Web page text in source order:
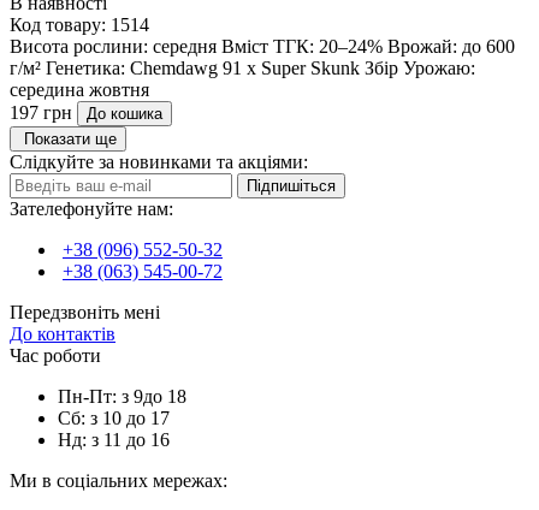
Код товару: 1514
Висота рослини: середня Вміст ТГК: 20–24% Врожай: до 600
г/м² Генетика: Chemdawg 91 x Super Skunk Збір Урожаю:
середина жовтня
197 грн
До кошика
Показати ще
Слідкуйте за новинками та акціями:
Підпишіться
Зателефонуйте нам:
+38 (096) 552-50-32
+38 (063) 545-00-72
Передзвоніть мені
До контактів
Час роботи
Пн-Пт: з 9до 18
Сб: з 10 до 17
Нд: з 11 до 16
Ми в соціальних мережах: